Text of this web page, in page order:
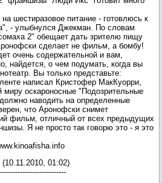
шестиразовое питание - готовлюсь к
- улыбнулся Джекман. По словам
2" обещает дать зрителю пищу
сделает не фильм, а бомбу!
очень содержательной и вам,
найдется, о чем подумать, когда вы
Вы только представьте:
написал Кристофер МакКуорри,
миру оскароносные "Подозрительные
наводить на определенные
что Аронофски снимет
фильм, отличный от всех предыдущих
Я не просто так говорю это - я это
(10.11.2010, 01:02)